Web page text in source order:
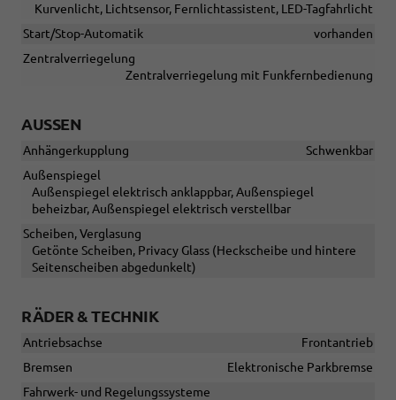
Kurvenlicht, Lichtsensor, Fernlichtassistent, LED-Tagfahrlicht
Start/Stop-Automatik
vorhanden
Zentralverriegelung
Zentralverriegelung mit Funkfernbedienung
AUSSEN
Anhängerkupplung
Schwenkbar
Außenspiegel
Außenspiegel elektrisch anklappbar, Außenspiegel
beheizbar, Außenspiegel elektrisch verstellbar
Scheiben, Verglasung
Getönte Scheiben, Privacy Glass (Heckscheibe und hintere
Seitenscheiben abgedunkelt)
RÄDER & TECHNIK
Antriebsachse
Frontantrieb
Bremsen
Elektronische Parkbremse
Fahrwerk- und Regelungssysteme